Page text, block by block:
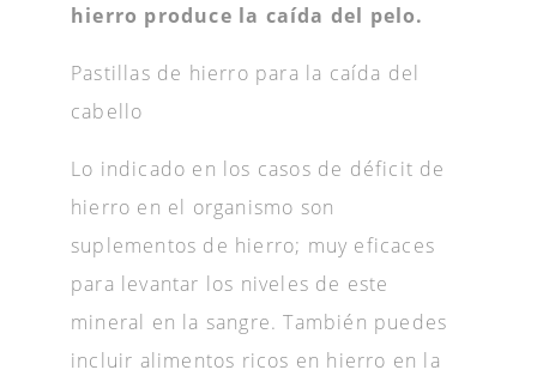
hierro produce la caída del pelo.
Pastillas de hierro para la caída del
cabello
Lo indicado en los casos de déficit de
hierro en el organismo son
suplementos de hierro; muy eficaces
para levantar los niveles de este
mineral en la sangre. También puedes
incluir alimentos ricos en hierro en la